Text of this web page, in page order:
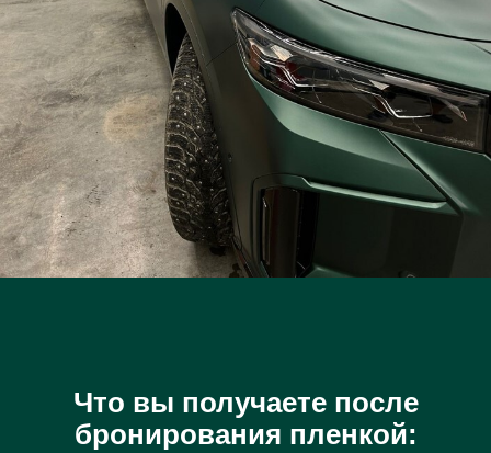
Что вы получаете после
бронирования пленкой: